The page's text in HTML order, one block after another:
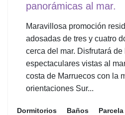
panorámicas al mar.
Maravillosa promoción
adosadas de tres y cuatro
cerca del mar. Disfrutará
espectaculares vistas al
costa de Marruecos con la
orientaciones Sur...
Dormitorios
Baños
Parcela